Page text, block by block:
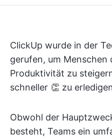
ClickUp wurde in der
gerufen, um Menschen
Produktivität zu
schneller 👏 zu
Obwohl der
besteht, Teams ein